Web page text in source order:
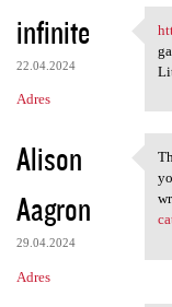
e
infinite
22.04.2024
Adres
Alison
Aagron
29.04.2024
Adres